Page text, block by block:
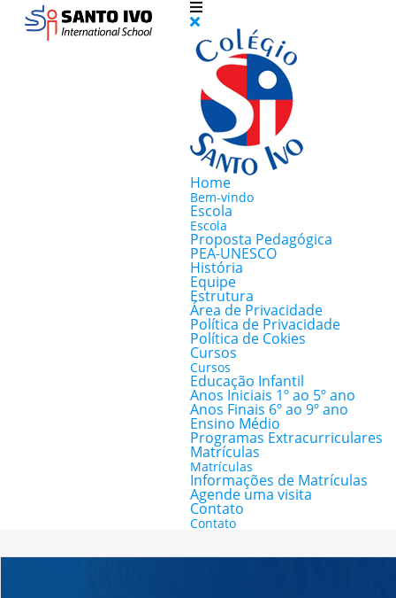
Home
Bem-vindo
Escola
Escola
Proposta Pedagógica
PEA-UNESCO
História
Equipe
Estrutura
Área de Privacidade
Política de Privacidade
Política de Cokies
Cursos
Cursos
Educação Infantil
Anos Iniciais 1º ao 5º ano
Anos Finais 6º ao 9º ano
Ensino Médio
Programas Extracurriculares
Matrículas
Matrículas
Informações de Matrículas
Agende uma visita
Contato
Contato